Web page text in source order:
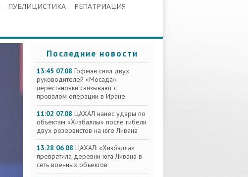
ПУБЛИЦИСТИКА РЕПАТРИАЦИЯ
Последние новости
13:45 07.08 Гофман снял двух
руководителей «Мосада»:
перестановки связывают с
провалом операции в Иране
11:02 07.08 ЦАХАЛ нанес удары по
объектам «Хизбаллы» после гибели
двух резервистов на юге Ливана
13:28 06.08 ЦАХАЛ: «Хизбалла»
превратила деревни юга Ливана в
сеть военных объектов